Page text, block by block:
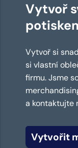
Vytvoř
Vytvoř si
si vlastní
firmu. Jsme
a kontaktujte
Vytvořit